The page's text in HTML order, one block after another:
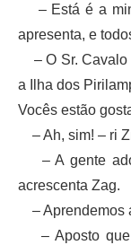
– Está é a
apresenta, e
– O Sr. Cavalo
a Ilha dos
Vocês estão
– Ah, sim! – ri
– A gente
acrescenta Zag.
– Aprendemos
– Aposto que